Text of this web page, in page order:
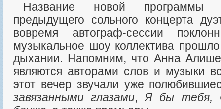
Название новой программы родилось после
предыдущего сольного концерта
вовремя автограф-сессии
музыкальное шоу коллектива
дыхании. Напомним, что Анна
являются авторами слов и музыки
этот вечер звучали уже
завязанными глазами,Я бы тебя,